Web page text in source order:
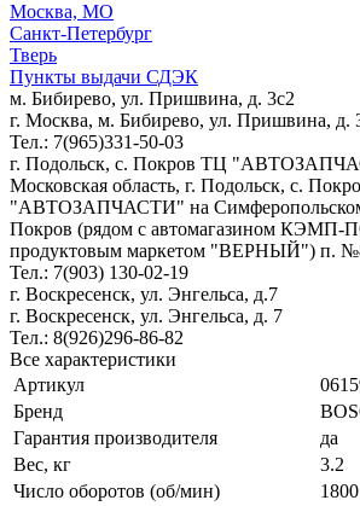
Москва, МО
Санкт-Петербург
Тверь
Пункты выдачи СДЭК
м. Бибирево, ул. Пришвина, д. 3с2
г. Москва, м. Бибирево, ул. Пришвина, д.
Тел.: 7(965)331-50-03
г. Подольск, c. Покров ТЦ
Московская область, г. Подольск, c.
"АВТОЗАПЧАСТИ" на Симферопольском
Покров (рядом с автомагазином
продуктовым маркетом "ВЕРНЫЙ") п.
Тел.: 7(903) 130-02-19
г. Воскресенск, ул. Энгельса, д.7
г. Воскресенск, ул. Энгельса, д. 7
Тел.: 8(926)296-86-82
Все характеристики
Артикул
Бренд
Гарантия производителя
да
Вес, кг
3.2
Число оборотов (об/мин)
1800